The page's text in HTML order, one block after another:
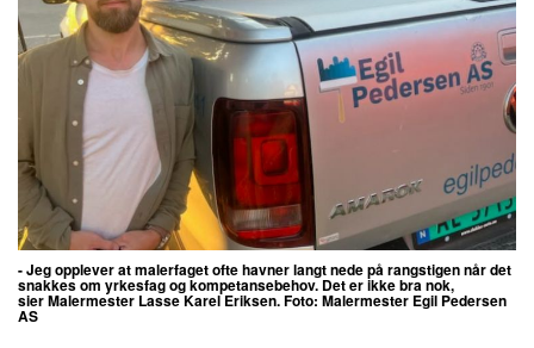
- Jeg opplever at malerfaget ofte havner langt nede på rangstigen når det
snakkes om yrkesfag og kompetansebehov. Det er ikke bra nok,
sier Malermester Lasse Karel Eriksen. Foto: Malermester Egil Pedersen
AS